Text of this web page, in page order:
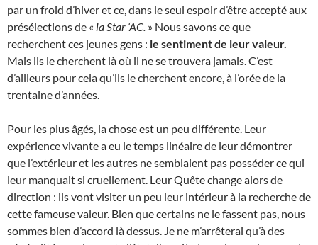
par un froid d’hiver et ce, dans le seul espoir d’être accepté aux
présélections de « la Star ‘AC. » Nous savons ce que
recherchent ces jeunes gens : le sentiment de leur valeur.
Mais ils le cherchent là où il ne se trouvera jamais. C’est
d’ailleurs pour cela qu’ils le cherchent encore, à l’orée de la
trentaine d’années.
Pour les plus âgés, la chose est un peu différente. Leur
expérience vivante a eu le temps linéaire de leur démontrer
que l’extérieur et les autres ne semblaient pas posséder ce qui
leur manquait si cruellement. Leur Quête change alors de
direction : ils vont visiter un peu leur intérieur à la recherche de
cette fameuse valeur. Bien que certains ne le fassent pas, nous
sommes bien d’accord là dessus. Je ne m’arrêterai qu’à des